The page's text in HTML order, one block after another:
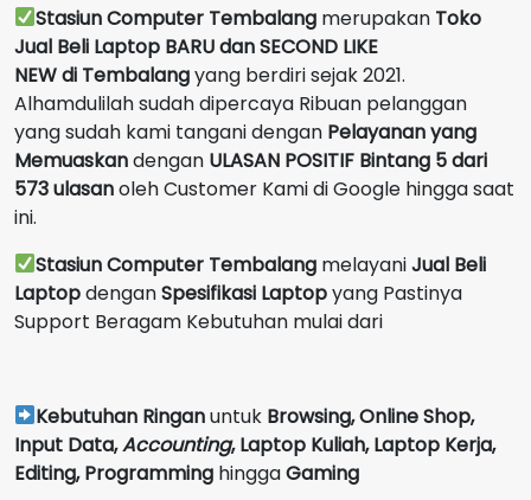
Stasiun Computer Tembalang merupakan Toko
Jual Beli Laptop BARU dan SECOND LIKE
NEWdi Tembalangyang berdiri sejak 2021.
Alhamdulilah sudah dipercaya Ribuan pelanggan
yang sudah kami tangani dengan Pelayanan yang
Memuaskandengan ULASAN POSITIF Bintang 5 dari
573 ulasanoleh Customer Kami di Google hingga saat
ini.
Stasiun Computer Tembalang melayaniJual Beli
LaptopdenganSpesifikasi Laptopyang Pastinya
Support Beragam Kebutuhan mulai dari
Kebutuhan Ringanuntuk Browsing, Online Shop,
Input Data,Accounting, Laptop Kuliah, Laptop Kerja,
Editing, Programming hinggaGaming